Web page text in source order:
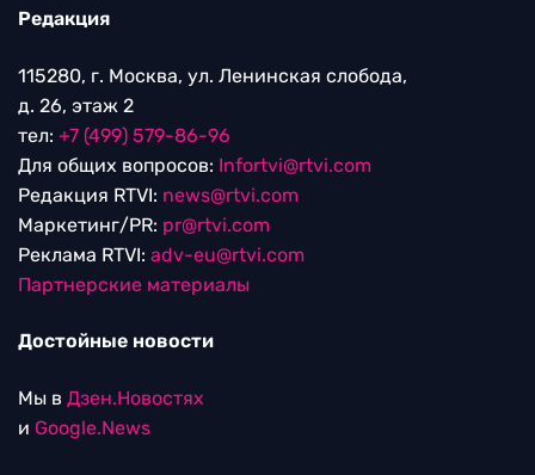
Редакция
115280, г. Москва, ул. Ленинская слобода,
д. 26, этаж 2
тел: +7 (499) 579-86-96
Для общих вопросов: Infortvi@rtvi.com
Редакция RTVI: news@rtvi.com
Маркетинг/PR: pr@rtvi.com
Реклама RTVI: adv-eu@rtvi.com
Партнерские материалы
Достойные новости
Мы в Дзен.Новостях
и Google.News